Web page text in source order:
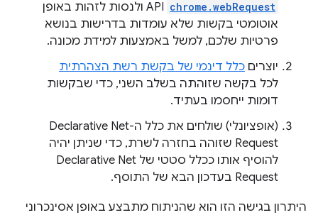
chrome.webRequest
API ולנסות לזהות באופן
אוטומטי בקשות שלא עומדות בדרישות בנושא
פרטיות שלכם, למשל באמצעות למידת מכונה.
יוצרים כלל דינמי של בקשת רשת הצהרתית
לכל בקשה שזוהתה בשלב השני, כדי שבקשות
דומות ייחסמו בעתיד.
(אופציונלי) שולחים את כלל ה-Declarative Net
Request שזוהה בחזרה לשרת, כדי שניתן יהיה
להוסיף אותו ככלל סטטי של Declarative Net
Request בעדכון הבא של התוסף.
היתרון בגישה הזו הוא שהניתוח מתבצע באופן אסינכרוני